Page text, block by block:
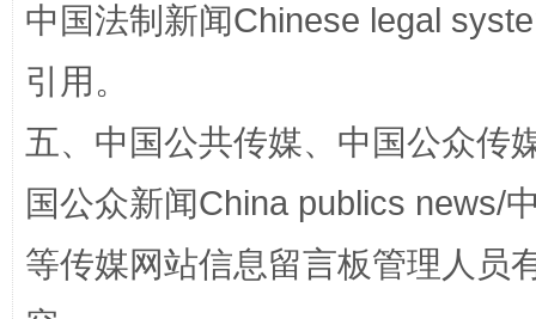
中国法制新闻Chinese legal
引用。
五、中国公共传媒、中国公众传
国公众新闻China publics news/
等传媒网站信息留言板管理人员